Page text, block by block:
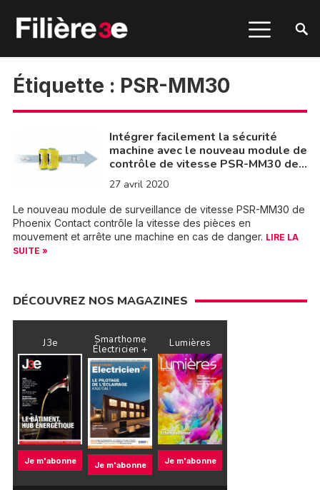
Étiquette : PSR-MM30
Intégrer facilement la sécurité
machine avec le nouveau module de
contrôle de vitesse PSR-MM30 de…
27 avril 2020
Le nouveau module de surveillance de vitesse PSR-MM30 de
Phoenix Contact contrôle la vitesse des pièces en
mouvement et arrête une machine en cas de danger. LIRE LA
SUITE »
DÉCOUVREZ NOS MAGAZINES
J3e
Je m'abonne
Smarthome
Électricien +
Je m'abonne
Lumières
Je m'abonne